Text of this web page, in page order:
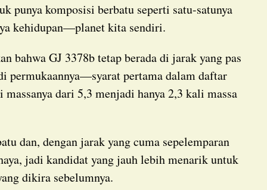
punya komposisi berbatu seperti satu-satunya
kehidupan—planet kita sendiri.
permukaannya—syarat pertama dalam daftar
dari 5,3 menjadi hanya 2,3 kali massa
jadi kandidat yang jauh lebih menarik untuk
dikira sebelumnya.